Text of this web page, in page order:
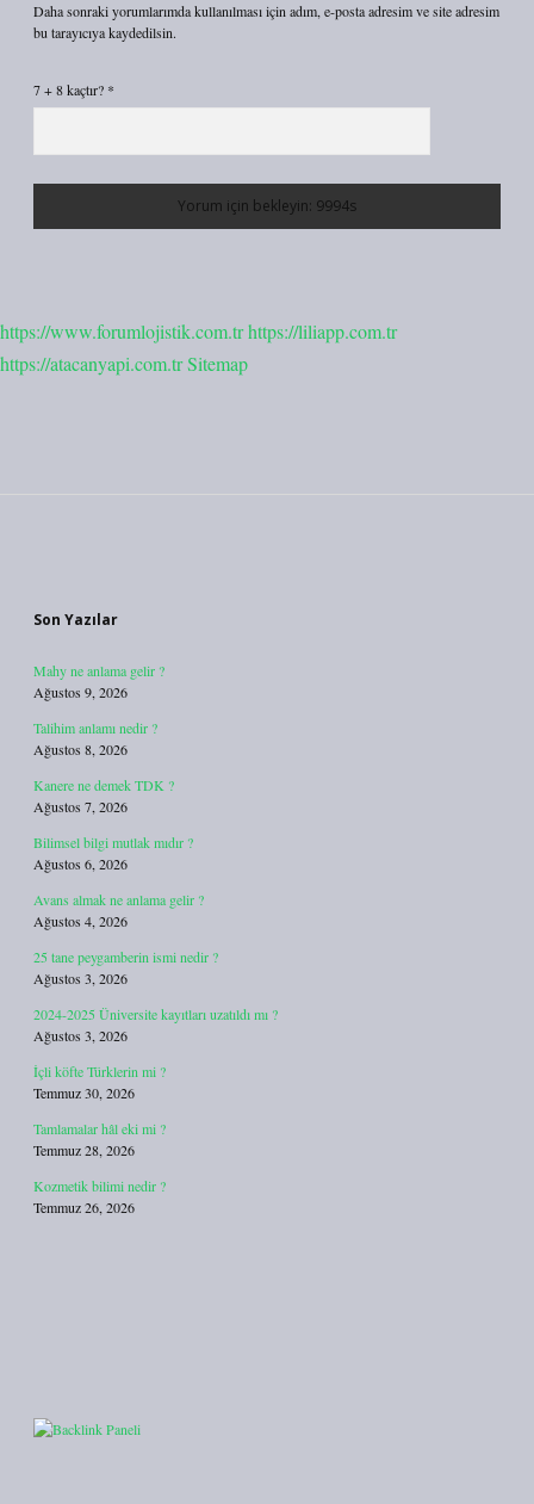
Daha sonraki yorumlarımda kullanılması için adım, e-posta adresim ve site adresim
bu tarayıcıya kaydedilsin.
7 + 8 kaçtır? *
https://www.forumlojistik.com.trhttps://liliapp.com.tr
https://atacanyapi.com.trSitemap
Son Yazılar
Mahy ne anlama gelir ?
Ağustos 9, 2026
Talihim anlamı nedir ?
Ağustos 8, 2026
Kanere ne demek TDK ?
Ağustos 7, 2026
Bilimsel bilgi mutlak mıdır ?
Ağustos 6, 2026
Avans almak ne anlama gelir ?
Ağustos 4, 2026
25 tane peygamberin ismi nedir ?
Ağustos 3, 2026
2024-2025 Üniversite kayıtları uzatıldı mı ?
Ağustos 3, 2026
İçli köfte Türklerin mi ?
Temmuz 30, 2026
Tamlamalar hâl eki mi ?
Temmuz 28, 2026
Kozmetik bilimi nedir ?
Temmuz 26, 2026